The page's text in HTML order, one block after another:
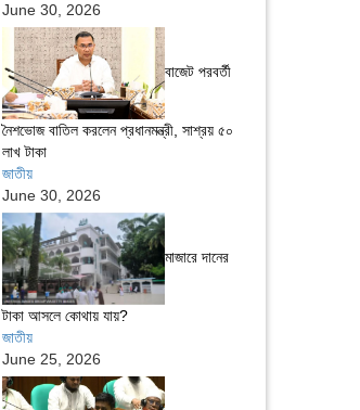
June 30, 2026
বাজেট পরবর্তী
নৈশভোজ বাতিল করলেন প্রধানমন্ত্রী, সাশ্রয় ৫০
লাখ টাকা
জাতীয়
June 30, 2026
মাজারে দানের
টাকা আসলে কোথায় যায়?
জাতীয়
June 25, 2026